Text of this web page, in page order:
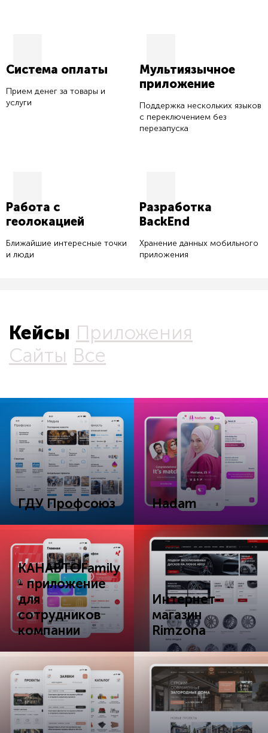
Система оплаты
Прием денег за товары и
услуги
Мультиязычное
приложение
Поддержка нескольких языков
с переключением без
перезапуска
Работа с
геолокацией
Ближайшие интересные точки
и люди
Разработка
BackEnd
Хранение данных мобильного
приложения
Кейсы Приложения
Сайты Все
ГДУ Профсоюз Hadam
КАНАВТОFamily
- приложение
для
сотрудников
компании
Интернет-
магазин
Rimzona